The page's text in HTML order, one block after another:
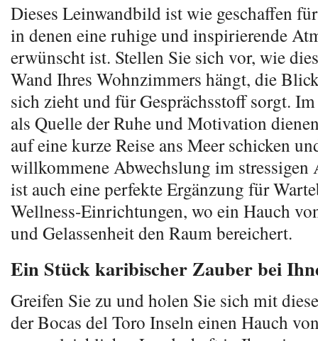
Dieses Leinwandbild ist wie geschaffen
in denen eine ruhige und inspirierende
erwünscht ist. Stellen Sie sich vor, wie
Wand Ihres Wohnzimmers hängt, die
sich zieht und für Gesprächsstoff sorgt.
als Quelle der Ruhe und Motivation
auf eine kurze Reise ans Meer schicken
willkommene Abwechslung im stressigen
ist auch eine perfekte Ergänzung für
Wellness-Einrichtungen, wo ein Hauch
und Gelassenheit den Raum bereichert.
Ein Stück karibischer Zauber bei
Greifen Sie zu und holen Sie sich mit
der Bocas del Toro Inseln einen Hauch